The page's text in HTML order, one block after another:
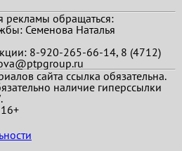
обращаться:
Семенова Наталья
8-920-265-66-14, 8 (4712)
сайта ссылка обязательна.
наличие гиперссылки